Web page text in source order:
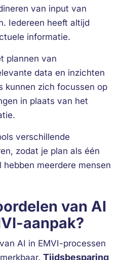
van input van
Iedereen heeft altijd
informatie.
plannen van
data en inzichten
kunnen zich focussen op
in plaats van het
verschillende
zodat je plan als één
meerdere mensen
van AI
aanpak?
AI in EMVI-processen
Tijdsbesparing